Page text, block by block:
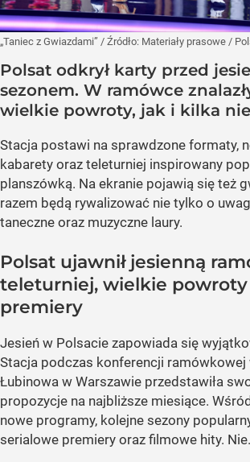
„Taniec z Gwiazdami” / Źródło: Materiały prasowe /
Polsat odkrył karty przed
sezonem. W ramówce
wielkie powroty, jak i kilka
Stacja postawi na sprawdzone formaty,
kabarety oraz teleturniej inspirowany
planszówką. Na ekranie pojawią się też
razem będą rywalizować nie tylko o
taneczne oraz muzyczne laury.
Polsat ujawnił jesienną
teleturniej, wielkie powroty
premiery
Jesień w Polsacie zapowiada się
Stacja podczas konferencji ramówkowej
Łubinowa w Warszawie przedstawiła
propozycje na najbliższe miesiące.
nowe programy, kolejne sezony
serialowe premiery oraz filmowe hity.